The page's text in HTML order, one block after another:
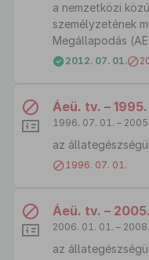
a nemzetközi
személyzetének
Megállapodás
2012. 07. 01.
Áeü. tv. –
1996. 07. 01. –
az
1996. 07. 01.
Áeü. tv. –
2006. 01. 01. –
az